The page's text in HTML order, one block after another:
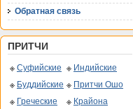
Обратная связь
ПРИТЧИ
Суфийские
Индийские
Буддийские
Притчи Ошо
Греческие
Крайона